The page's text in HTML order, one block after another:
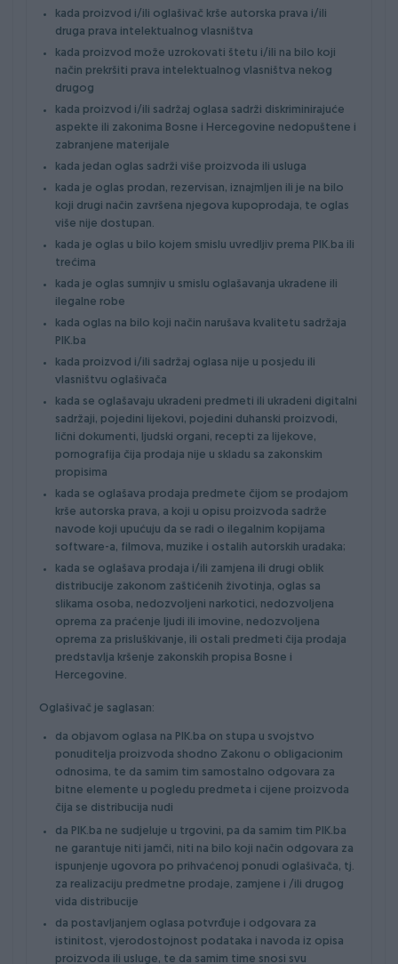
kada proizvod i/ili oglašivač krše autorska prava i/ili
druga prava intelektualnog vlasništva
kada proizvod može uzrokovati štetu i/ili na bilo koji
način prekršiti prava intelektualnog vlasništva nekog
drugog
kada proizvod i/ili sadržaj oglasa sadrži diskriminirajuće
aspekte ili zakonima Bosne i Hercegovine nedopuštene i
zabranjene materijale
kada jedan oglas sadrži više proizvoda ili usluga
kada je oglas prodan, rezervisan, iznajmljen ili je na bilo
koji drugi način završena njegova kupoprodaja, te oglas
više nije dostupan.
kada je oglas u bilo kojem smislu uvredljiv prema PIK.ba ili
trećima
kada je oglas sumnjiv u smislu oglašavanja ukradene ili
ilegalne robe
kada oglas na bilo koji način narušava kvalitetu sadržaja
PIK.ba
kada proizvod i/ili sadržaj oglasa nije u posjedu ili
vlasništvu oglašivača
kada se oglašavaju ukradeni predmeti ili ukradeni digitalni
sadržaji, pojedini lijekovi, pojedini duhanski proizvodi,
lični dokumenti, ljudski organi, recepti za lijekove,
pornografija čija prodaja nije u skladu sa zakonskim
propisima
kada se oglašava prodaja predmete čijom se prodajom
krše autorska prava, a koji u opisu proizvoda sadrže
navode koji upućuju da se radi o ilegalnim kopijama
software-a, filmova, muzike i ostalih autorskih uradaka;
kada se oglašava prodaja i/ili zamjena ili drugi oblik
distribucije zakonom zaštićenih životinja, oglas sa
slikama osoba, nedozvoljeni narkotici, nedozvoljena
oprema za praćenje ljudi ili imovine, nedozvoljena
oprema za prisluškivanje, ili ostali predmeti čija prodaja
predstavlja kršenje zakonskih propisa Bosne i
Hercegovine.
Oglašivač je saglasan:
da objavom oglasa na PIK.ba on stupa u svojstvo
ponuditelja proizvoda shodno Zakonu o obligacionim
odnosima, te da samim tim samostalno odgovara za
bitne elemente u pogledu predmeta i cijene proizvoda
čija se distribucija nudi
da PIK.ba ne sudjeluje u trgovini, pa da samim tim PIK.ba
ne garantuje niti jamči, niti na bilo koji način odgovara za
ispunjenje ugovora po prihvaćenoj ponudi oglašivača, tj.
za realizaciju predmetne prodaje, zamjene i /ili drugog
vida distribucije
da postavljanjem oglasa potvrđuje i odgovara za
istinitost, vjerodostojnost podataka i navoda iz opisa
proizvoda ili usluge, te da samim time snosi svu